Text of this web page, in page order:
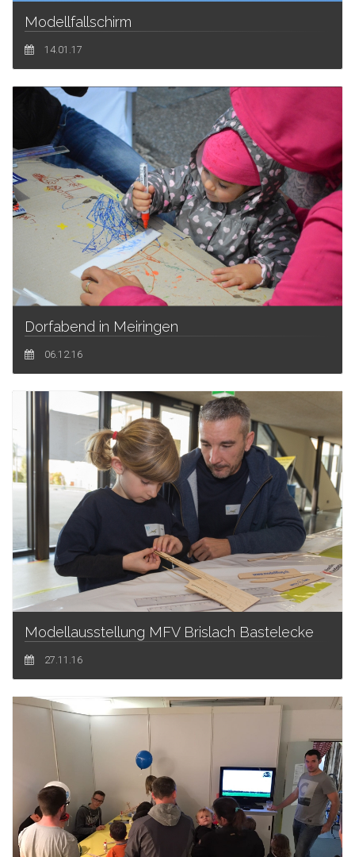
Modellfallschirm
14.01.17
Dorfabend in Meiringen
06.12.16
Modellausstellung MFV Brislach Bastelecke
27.11.16